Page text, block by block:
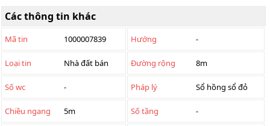
Các thông tin khác
Mã tin 1000007839 Hướng -
Loại tin Nhà đất bán Đường rộng 8m
Số wc - Pháp lý Sổ hồng sổ đỏ
Chiều ngang 5m Số tầng -